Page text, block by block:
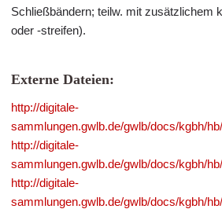
Schließbändern; teilw. mit zusätzlichem
oder -streifen).
Externe Dateien:
http://digitale-
sammlungen.gwlb.de/gwlb/docs/kgbh/
http://digitale-
sammlungen.gwlb.de/gwlb/docs/kgbh/
http://digitale-
sammlungen.gwlb.de/gwlb/docs/kgbh/